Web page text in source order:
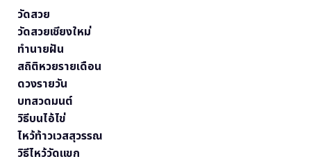
วัดสวย
วัดสวยเชียงใหม่
ทำนายฝัน
สถิติหวยรายเดือน
ดวงรายวัน
บทสวดมนต์
วิธีบนไอ้ไข่
ไหว้ท้าวเวสสุวรรณ
วิธีไหว้วัดแขก